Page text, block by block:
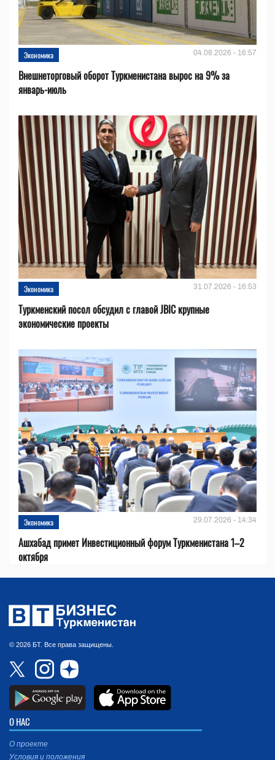
Экономика 04.08.2026 - 16:57
Внешнеторговый оборот Туркменистана вырос на 9% за
январь-июль
Экономика 31.07.2026 - 16:53
Туркменский посол обсудил с главой JBIC крупные
экономические проекты
Экономика 29.07.2026 - 14:34
Ашхабад примет Инвестиционный форум Туркменистана 1–2
октября
© 2026 БТ. Все права защищены.
О НАС
О проекте
Условия и положения